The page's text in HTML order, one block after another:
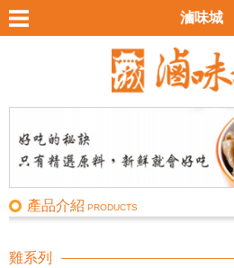
滷味城
產品介紹 PRODUCTS
雞系列